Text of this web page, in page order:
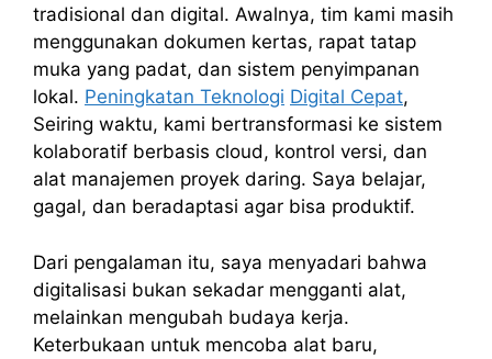
tradisional dan digital. Awalnya, tim kami masih
menggunakan dokumen kertas, rapat tatap
muka yang padat, dan sistem penyimpanan
lokal. Peningkatan Teknologi Digital Cepat,
Seiring waktu, kami bertransformasi ke sistem
kolaboratif berbasis cloud, kontrol versi, dan
alat manajemen proyek daring. Saya belajar,
gagal, dan beradaptasi agar bisa produktif.
Dari pengalaman itu, saya menyadari bahwa
digitalisasi bukan sekadar mengganti alat,
melainkan mengubah budaya kerja.
Keterbukaan untuk mencoba alat baru,